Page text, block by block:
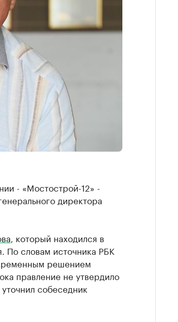
- «Мостострой-12» -
директора
, который находился в
По словам источника РБК
решением
правление не утвердило
собеседник